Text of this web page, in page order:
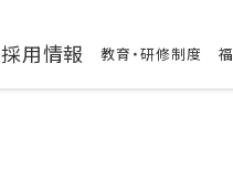
採用情報 教育・研修制度